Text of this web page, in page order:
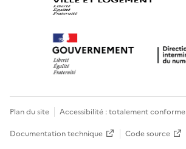
Plan du site Accessibilité : totalement conforme
Documentation technique
Code source